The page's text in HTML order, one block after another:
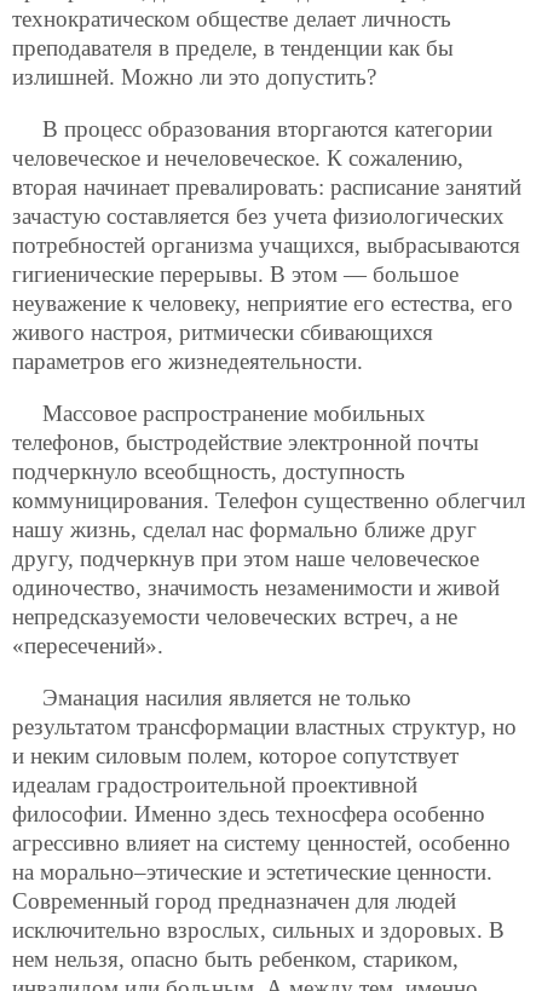
технократическом обществе делает личность
преподавателя в пределе, в тенденции как бы
излишней. Можно ли это допустить?
В процесс образования вторгаются категории
человеческое и нечеловеческое. К сожалению,
вторая начинает превалировать: расписание занятий
зачастую составляется без учета физиологических
потребностей организма учащихся, выбрасываются
гигиенические перерывы. В этом — большое
неуважение к человеку, неприятие его естества, его
живого настроя, ритмически сбивающихся
параметров его жизнедеятельности.
Массовое распространение мобильных
телефонов, быстродействие электронной почты
подчеркнуло всеобщность, доступность
коммуницирования. Телефон существенно облегчил
нашу жизнь, сделал нас формально ближе друг
другу, подчеркнув при этом наше человеческое
одиночество, значимость незаменимости и живой
непредсказуемости человеческих встреч, а не
«пересечений».
Эманация насилия является не только
результатом трансформации властных структур, но
и неким силовым полем, которое сопутствует
идеалам градостроительной проективной
философии. Именно здесь техносфера особенно
агрессивно влияет на систему ценностей, особенно
на морально–этические и эстетические ценности.
Современный город предназначен для людей
исключительно взрослых, сильных и здоровых. В
нем нельзя, опасно быть ребенком, стариком,